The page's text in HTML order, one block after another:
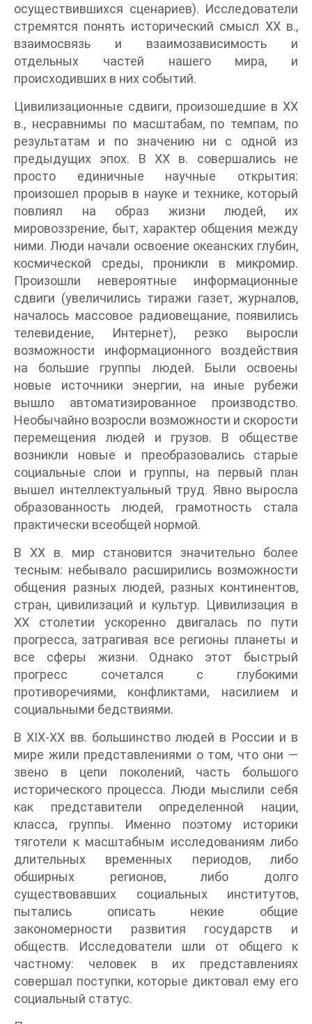
осуществившихся сценариев). Исследователи
стремятся понять исторический смысл XX в.,
взаимосвязь и взаимозависимость и
отдельных частей нашего мира, и
происходивших в них событий.
Цивилизационные сдвиги, произошедшие в XX
в., несравнимы по масштабам, по темпам, по
результатам и по значению ни с одной из
предыдущих эпох. В XX в. совершались не
просто единичные научные открытия:
произошел прорыв в науке и технике, который
повлиял на образ жизни людей, их
мировоззрение, быт, характер общения между
ними. Люди начали освоение океанских глубин,
космической среды, проникли в микромир.
Произошли невероятные информационные
сдвиги (увеличились тиражи газет, журналов,
началось массовое радиовещание, появились
телевидение, Интернет), резко выросли
возможности информационного воздействия
на большие группы людей. Были освоены
новые источники энергии, на иные рубежи
вышло автоматизированное производство.
Необычайно возросли возможности и скорости
перемещения людей и грузов. В обществе
возникли новые и преобразовались старые
социальные слои и группы, на первый план
вышел интеллектуальный труд. Явно выросла
образованность людей, грамотность стала
практически всеобщей нормой.
В XX в. мир становится значительно более
тесным: небывало расширились возможности
общения разных людей, разных континентов,
стран, цивилизаций и культур. Цивилизация в
XX столетии ускоренно двигалась по пути
прогресса, затрагивая все регионы планеты и
все сферы жизни. Однако этот быстрый
прогресс сочетался с глубокими
противоречиями, конфликтами, насилием и
социальными бедствиями.
В XIX-XX вв. большинство людей в России и в
мире жили представлениями о том, что они —
звено в цепи поколений, часть большого
исторического процесса. Люди мыслили себя
как представители определенной нации,
класса, группы. Именно поэтому историки
тяготели к масштабным исследованиям либо
длительных временных периодов, либо
обширных регионов, либо долго
существовавших социальных институтов,
пытались описать некие общие
закономерности развития государств и
обществ. Исследователи шли от общего к
частному: человек в их представлениях
совершал поступки, которые диктовал ему его
социальный статус.